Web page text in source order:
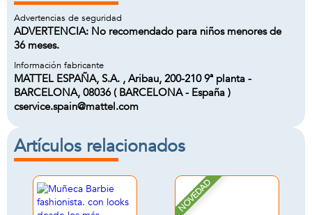
Advertencias de seguridad
ADVERTENCIA: No recomendado para niños menores de
36 meses.
Información fabricante
MATTEL ESPAÑA, S.A. , Aribau, 200-210 9ª planta -
BARCELONA, 08036 ( BARCELONA - España )
cservice.spain@mattel.com
Artículos relacionados
NOVEDAD